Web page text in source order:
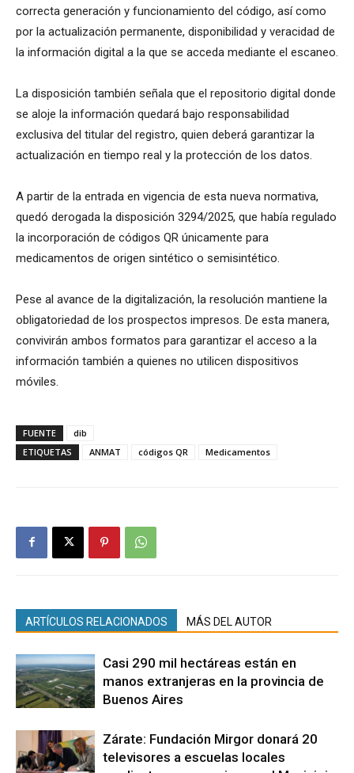
correcta generación y funcionamiento del código, así como
por la actualización permanente, disponibilidad y veracidad de
la información digital a la que se acceda mediante el escaneo.
La disposición también señala que el repositorio digital donde
se aloje la información quedará bajo responsabilidad
exclusiva del titular del registro, quien deberá garantizar la
actualización en tiempo real y la protección de los datos.
A partir de la entrada en vigencia de esta nueva normativa,
quedó derogada la disposición 3294/2025, que había regulado
la incorporación de códigos QR únicamente para
medicamentos de origen sintético o semisintético.
Pese al avance de la digitalización, la resolución mantiene la
obligatoriedad de los prospectos impresos. De esta manera,
convivirán ambos formatos para garantizar el acceso a la
información también a quienes no utilicen dispositivos
móviles.
FUENTE
dib
ETIQUETAS
ANMAT códigos QR Medicamentos
ARTÍCULOS RELACIONADOS MÁS DEL AUTOR
Casi 290 mil hectáreas están en
manos extranjeras en la provincia de
Buenos Aires
Zárate: Fundación Mirgor donará 20
televisores a escuelas locales